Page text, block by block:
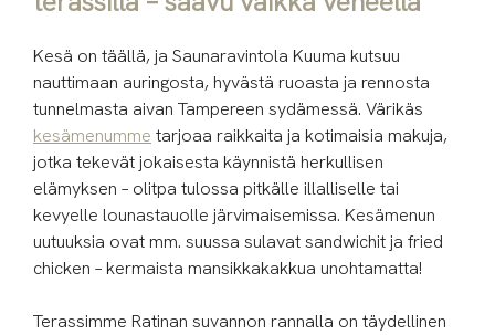
Kesä on täällä, ja Saunaravintola Kuuma kutsuu
nauttimaan auringosta, hyvästä ruoasta ja rennosta
tunnelmasta aivan Tampereen sydämessä. Värikäs
kesämenumme tarjoaa raikkaita ja kotimaisia makuja,
jotka tekevät jokaisesta käynnistä herkullisen
elämyksen – olitpa tulossa pitkälle illalliselle tai
kevyelle lounastauolle järvimaisemissa. Kesämenun
uutuuksia ovat mm. suussa sulavat sandwichit ja fried
chicken – kermaista mansikkakakkua unohtamatta!
Terassimme Ratinan suvannon rannalla on täydellinen